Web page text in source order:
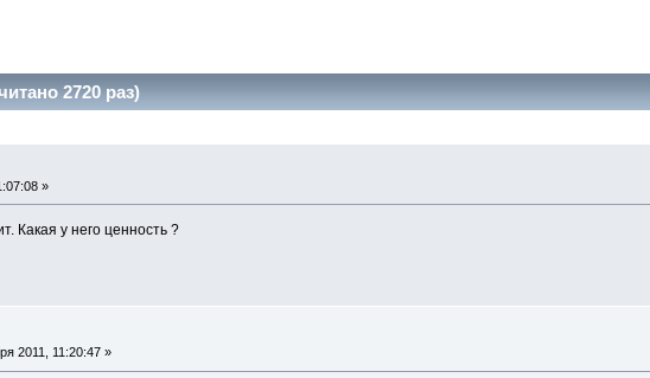
2720 раз)
»
Какая у него ценность ?
2011, 11:20:47 »